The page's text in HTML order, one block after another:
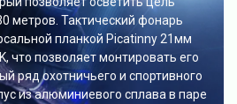
метров. Тактический фонарь
планкой Picatinny 21мм
что позволяет монтировать его
ряд охотничьего и спортивного
из алюминиевого сплава в паре